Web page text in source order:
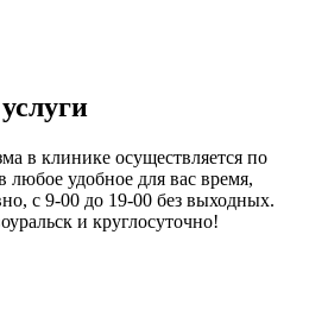
в клинике осуществляется по
любое удобное для вас время,
с 9-00 до 19-00 без выходных.
и круглосуточно!